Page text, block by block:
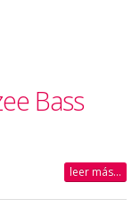
Bass
leer más...